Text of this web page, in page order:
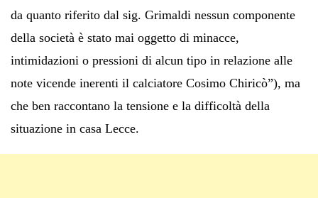
da quanto riferito dal sig. Grimaldi nessun componente
della società è stato mai oggetto di minacce,
intimidazioni o pressioni di alcun tipo in relazione alle
note vicende inerenti il calciatore Cosimo Chiricò”), ma
che ben raccontano la tensione e la difficoltà della
situazione in casa Lecce.